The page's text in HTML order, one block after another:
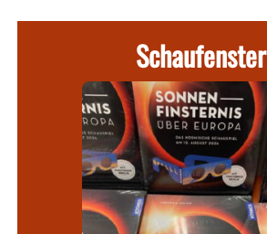
Schaufenster